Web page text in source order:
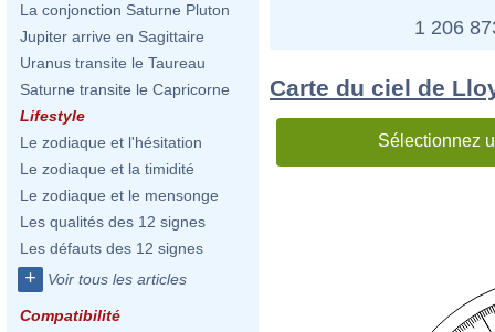
La conjonction Saturne Pluton
Jupiter arrive en Sagittaire
Uranus transite le Taureau
Saturne transite le Capricorne
Lifestyle
Le zodiaque et l'hésitation
Le zodiaque et la timidité
Le zodiaque et le mensonge
Les qualités des 12 signes
Les défauts des 12 signes
+ Voir tous les articles
Compatibilité
1 206
Carte du ciel de
Sélectionnez